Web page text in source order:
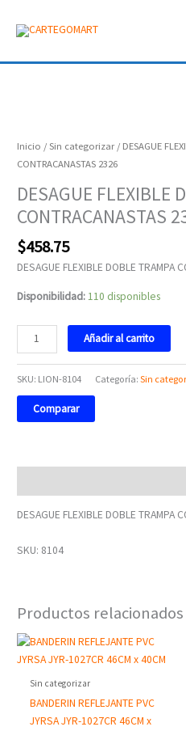
Inicio /Sin categorizar / DESAGUE
CONTRACANASTAS 2326
DESAGUE FLEXIBLE
CONTRACANASTAS
$458.75
DESAGUE FLEXIBLE DOBLE TRAMPA
Disponibilidad:110 disponibles
DOBLE
TRAMPA
CONTRACANASTAS
2326
Añadir al carrito
SKU: LION-8104 Categoría:Sin
Comparar
DESAGUE FLEXIBLE DOBLE TRAMPA
SKU: 8104
Productos relacionados
Sin categorizar
BANDERIN REFLEJANTE PVC
JYRSA JYR-1027CR 46CM x